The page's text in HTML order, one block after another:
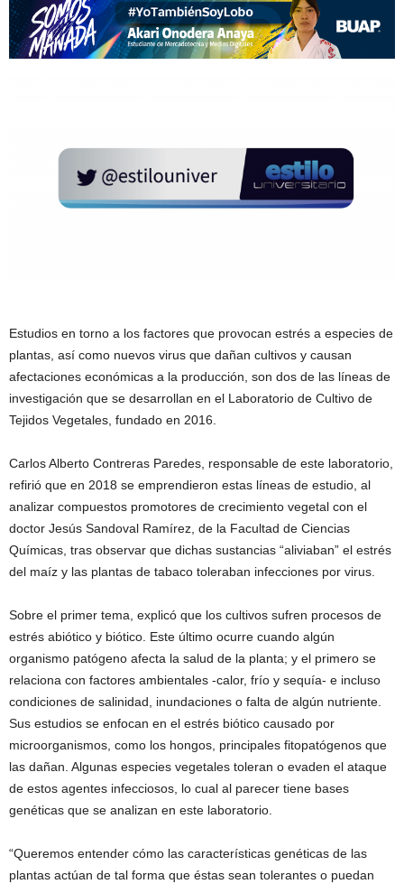
Estudios en torno a los factores que provocan estrés a especies de
plantas, así como nuevos virus que dañan cultivos y causan
afectaciones económicas a la producción, son dos de las líneas de
investigación que se desarrollan en el Laboratorio de Cultivo de
Tejidos Vegetales, fundado en 2016.
Carlos Alberto Contreras Paredes, responsable de este laboratorio,
refirió que en 2018 se emprendieron estas líneas de estudio, al
analizar compuestos promotores de crecimiento vegetal con el
doctor Jesús Sandoval Ramírez, de la Facultad de Ciencias
Químicas, tras observar que dichas sustancias “aliviaban” el estrés
del maíz y las plantas de tabaco toleraban infecciones por virus.
Sobre el primer tema, explicó que los cultivos sufren procesos de
estrés abiótico y biótico. Este último ocurre cuando algún
organismo patógeno afecta la salud de la planta; y el primero se
relaciona con factores ambientales -calor, frío y sequía- e incluso
condiciones de salinidad, inundaciones o falta de algún nutriente.
Sus estudios se enfocan en el estrés biótico causado por
microorganismos, como los hongos, principales fitopatógenos que
las dañan. Algunas especies vegetales toleran o evaden el ataque
de estos agentes infecciosos, lo cual al parecer tiene bases
genéticas que se analizan en este laboratorio.
“Queremos entender cómo las características genéticas de las
plantas actúan de tal forma que éstas sean tolerantes o puedan